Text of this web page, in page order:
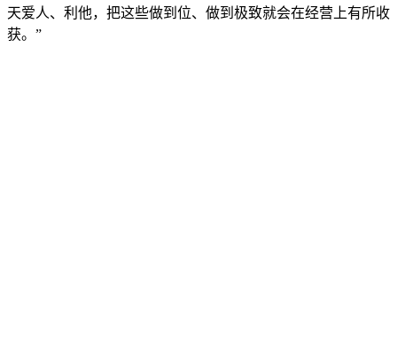
天爱人、利他，把这些做到位、做到极致就会在经营上有所收
获。”